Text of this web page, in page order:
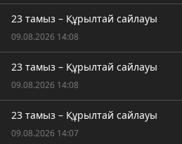
23 тамыз – Құрылтай сайлауы
09.08.2026 14:08
23 тамыз – Құрылтай сайлауы
09.08.2026 14:08
23 тамыз – Құрылтай сайлауы
09.08.2026 14:07